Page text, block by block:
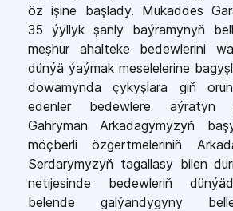
öz işine başlady. Mukaddes
35 ýyllyk şanly baýramynyň
meşhur ahalteke bedewlerini
dünýä ýaýmak meselelerine
dowamynda çykyşlara giň
edenler bedewlere aýratyn
Gahryman Arkadagymyzyň
möçberli özgertmeleriniň
Serdarymyzyň tagallasy bilen
netijesinde bedewleriň
belende galýandygyny